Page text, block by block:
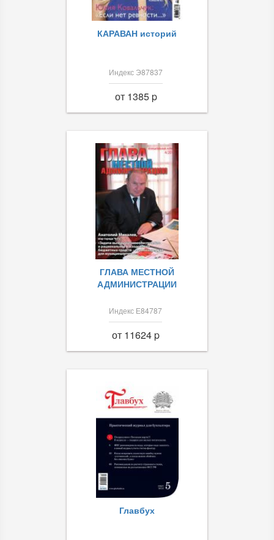
КАРАВАН историй
Индекс Э87837
от 1385 p
ГЛАВА МЕСТНОЙ
АДМИНИСТРАЦИИ
Индекс Е84787
от 11624 p
Главбух